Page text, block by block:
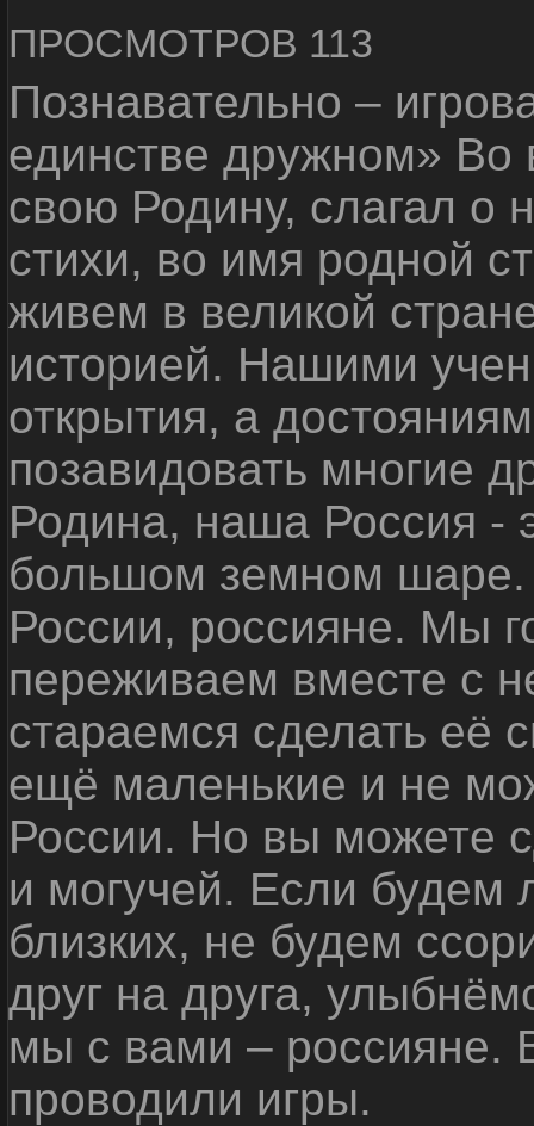
ПРОСМОТРОВ 113
Познавательно –
единстве дружном»
свою Родину, слагал о
стихи, во имя родной
живем в великой
историей. Нашими
открытия, а
позавидовать многие
Родина, наша Россия -
большом земном
России, россияне. Мы
переживаем вместе с
стараемся сделать её
ещё маленькие и не
России. Но вы можете
и могучей. Если будем
близких, не будем
друг на друга,
мы с вами – россияне.
проводили игры.